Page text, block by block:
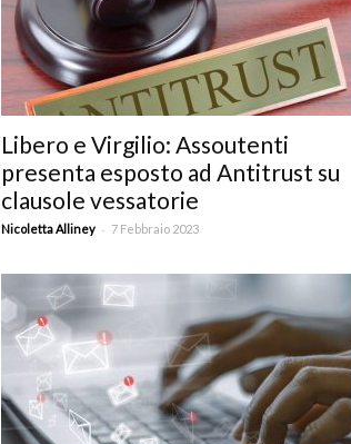
i
Libero e Virgilio: Assoutenti
presenta esposto ad Antitrust su
clausole vessatorie
Nicoletta Alliney - 7 Febbraio 2023